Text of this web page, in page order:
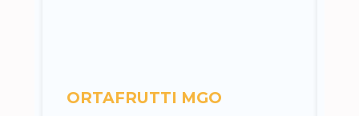
ORTAFRUTTI MGO